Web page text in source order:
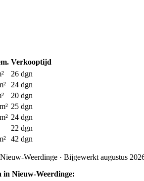
Verkooptijd
26 dgn
24 dgn
20 dgn
25 dgn
24 dgn
22 dgn
42 dgn
Weerdinge · Bijgewerkt augustus
in Nieuw-Weerdinge: